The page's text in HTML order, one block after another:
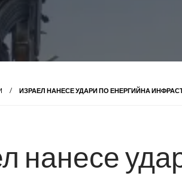
ИЗРАЕЛ НАНЕСЕ УДАРИ ПО ЕНЕРГИЙНА
нанесе